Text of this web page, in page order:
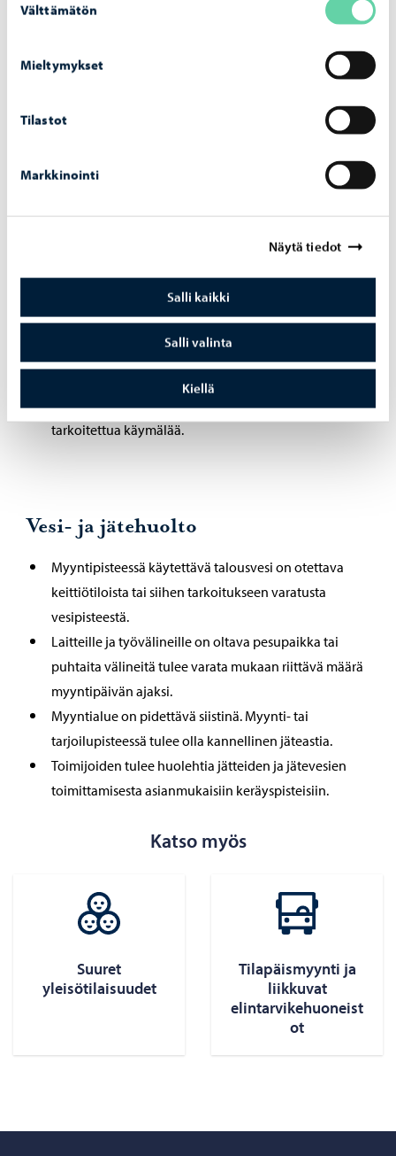
valinta
Välttämätön
Mieltymykset
Tilastot
Markkinointi
Näytä tiedot
Salli kaikki
Salli valinta
Kiellä
Pakkaamattomia tuotteita (lukuun ottamatta tuoreita
ainoastaan suljettavassa myyntivitriinissä tai
Elintarvikkeiden kuljetuslaatikoita tai pakkauksia ei
Jos myyntipisteessä käsitellään pakkaamattomia,
nestesaippuaa ja kertakäyttöiset käsipyyhkeet.
Muussa myynnissä on järjestettävä käsien
puhdistusmahdollisuus (esim. desinfioivat
Pakkaamattomia elintarvikkeita käsittelevien myyjien
tulee käyttää vain elintarviketyöntekijöille
tarkoitettua käymälää.
Vesi- ja jätehuolto
Myyntipisteessä käytettävä talousvesi on otettava
keittiötiloista tai siihen tarkoitukseen varatusta
vesipisteestä.
Laitteille ja työvälineille on oltava pesupaikka tai
puhtaita välineitä tulee varata mukaan riittävä määrä
myyntipäivän ajaksi.
Myyntialue on pidettävä siistinä. Myynti- tai
tarjoilupisteessä tulee olla kannellinen jäteastia.
Toimijoiden tulee huolehtia jätteiden ja jätevesien
toimittamisesta asianmukaisiin keräyspisteisiin.
Katso myös
Suuret
yleisötilaisuudet
Tilapäismyynti ja
liikkuvat
elintarvikehuoneist
ot